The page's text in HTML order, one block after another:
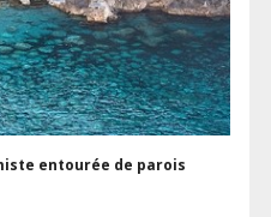
entourée de parois